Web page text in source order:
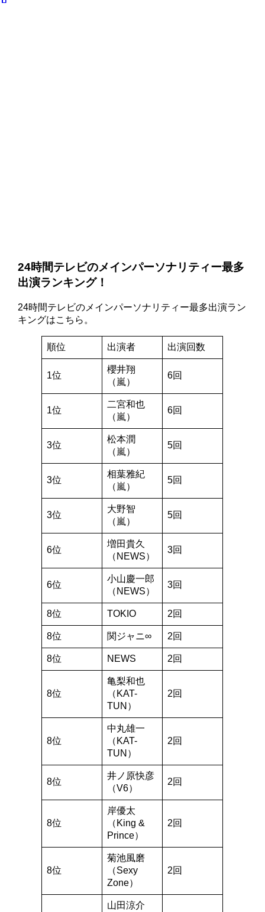
24時間テレビのメインパーソナリティー最多
出演ランキング！
24時間テレビのメインパーソナリティー最多出演ラン
キングはこちら。
順位 出演者 出演回数
1位
櫻井翔
（嵐）
6回
1位
二宮和也
（嵐）
6回
3位
松本潤
（嵐）
5回
3位
相葉雅紀
（嵐）
5回
3位
大野智
（嵐）
5回
6位
増田貴久
（NEWS）
3回
6位
小山慶一郎
（NEWS）
3回
8位 TOKIO 2回
8位 関ジャニ∞ 2回
8位 NEWS 2回
8位
亀梨和也
（KAT-
TUN）
2回
8位
中丸雄一
（KAT-
TUN）
2回
8位
井ノ原快彦
（V6）
2回
8位
岸優太
（King &
Prince）
2回
8位
菊池風磨
（Sexy
Zone）
2回
山田涼介